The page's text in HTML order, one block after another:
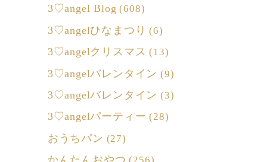
3♡angel Blog (608)
3♡angelひなまつり (6)
3♡angelクリスマス (13)
3♡angelバレンタイン (9)
3♡angelバレンタイン (3)
3♡angelパーティー (28)
おうちパン (27)